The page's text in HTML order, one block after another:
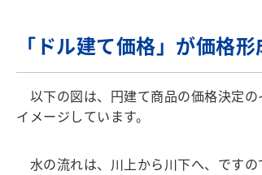
「ドル建て価格」が価格
以下の図は、円建て商品の価格決定
イメージしています。
水の流れは、川上から川下へ、ですの